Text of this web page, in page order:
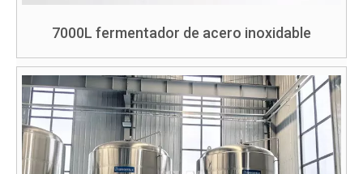
7000L fermentador de acero inoxidable